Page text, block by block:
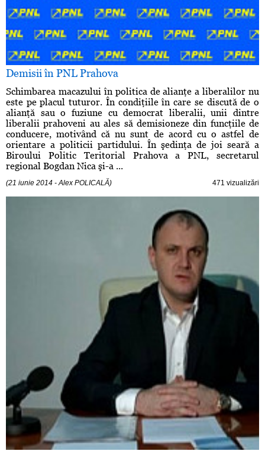
Demisii în PNL Prahova
Schimbarea macazului în politica de alianţe a liberalilor nu
este pe placul tuturor. În condiţiile în care se discută de o
alianţă sau o fuziune cu democrat liberalii, unii dintre
liberalii prahoveni au ales să demisioneze din funcţiile de
conducere, motivând că nu sunt de acord cu o astfel de
orientare a politicii partidului. În şedinţa de joi seară a
Biroului Politic Teritorial Prahova a PNL, secretarul
regional Bogdan Nica şi-a ...
(21 iunie 2014 - Alex POLICALĂ) 471 vizualizări